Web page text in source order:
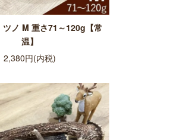
ツノ M 重さ71～120g【常
温】
2,380円(内税)